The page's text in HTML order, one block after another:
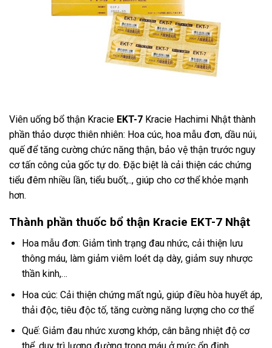
Viên uống bổ thận Kracie EKT-7 Kracie Hachimi Nhật thành
phần thảo dược thiên nhiên: Hoa cúc, hoa mẫu đơn, dầu núi,
quế để tăng cường chức năng thận, bảo vệ thận trước nguy
cơ tấn công của gốc tự do. Đặc biệt là cải thiện các chứng
tiểu đêm nhiều lần, tiểu buốt,.., giúp cho cơ thể khỏe mạnh
hơn.
Thành phần thuốc bổ thận Kracie EKT-7 Nhật
Hoa mẫu đơn: Giảm tình trạng đau nhức, cải thiện lưu
thông máu, làm giảm viêm loét dạ dày, giảm suy nhược
thần kinh,…
Hoa cúc: Cải thiện chứng mất ngủ, giúp điều hòa huyết áp,
thải độc, tiêu độc tố, tăng cường năng lượng cho cơ thể
Quế: Giảm đau nhức xương khớp, cân bằng nhiệt độ cơ